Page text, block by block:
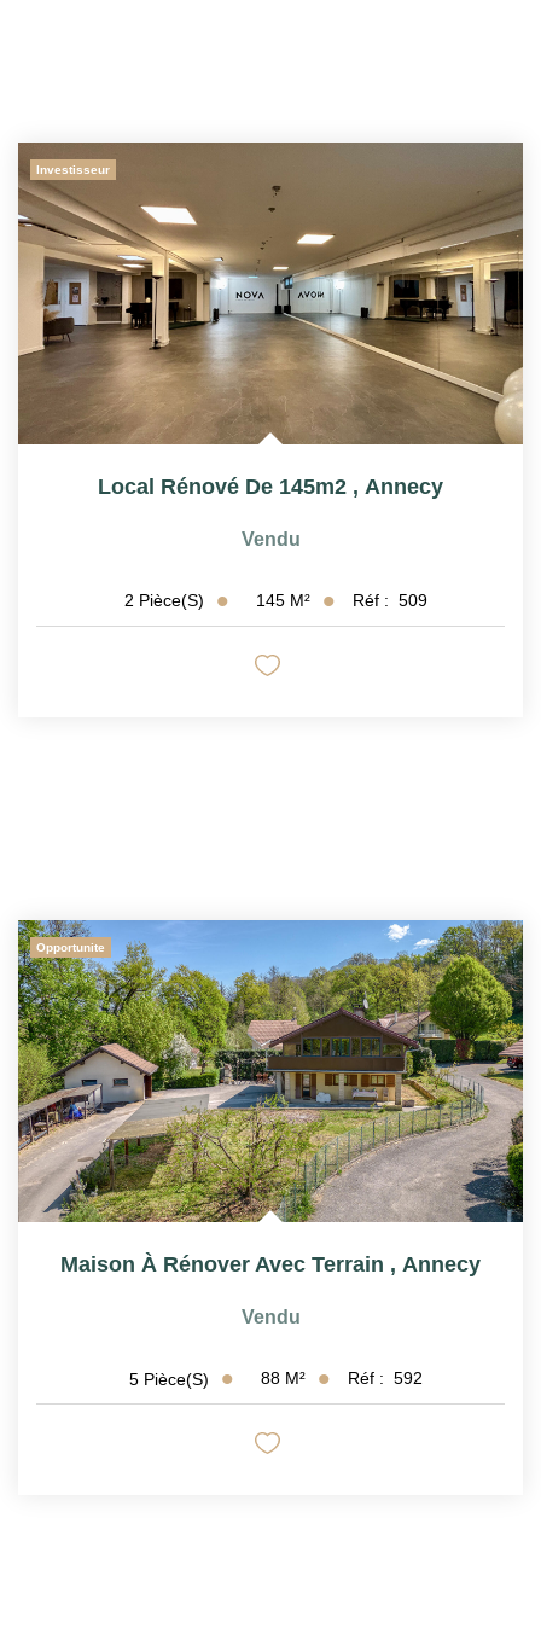
Investisseur
Local Rénové De 145m2 , Annecy
Vendu
2 Pièce(s) 145 M² Réf : 509
Opportunite
Maison À Rénover Avec Terrain , Annecy
Vendu
5 Pièce(s) 88 M² Réf : 592